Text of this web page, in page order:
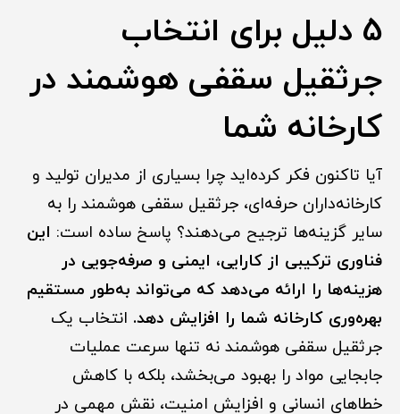
5 دلیل برای انتخاب
جرثقیل سقفی هوشمند در
کارخانه شما
آیا تاکنون فکر کرده‌اید چرا بسیاری از مدیران تولید و
کارخانه‌داران حرفه‌ای، جرثقیل سقفی هوشمند را به
سایر گزینه‌ها ترجیح می‌دهند؟ پاسخ ساده است: این
فناوری ترکیبی از کارایی، ایمنی و صرفه‌جویی در
هزینه‌ها را ارائه می‌دهد که می‌تواند به‌طور مستقیم
بهره‌وری کارخانه شما را افزایش دهد. انتخاب یک
جرثقیل سقفی هوشمند نه تنها سرعت عملیات
جابجایی مواد را بهبود می‌بخشد، بلکه با کاهش
خطاهای انسانی و افزایش امنیت، نقش مهمی در